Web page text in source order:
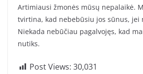
Artimiausi žmonės mūsų nepalaikė.
tvirtina, kad nebebūsiu jos sūnus, jei
Niekada nebūčiau pagalvojęs, kad
nutiks.
Post Views: 30,031